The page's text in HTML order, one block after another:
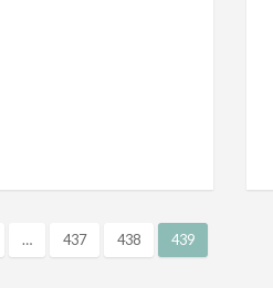
… 437 438 439